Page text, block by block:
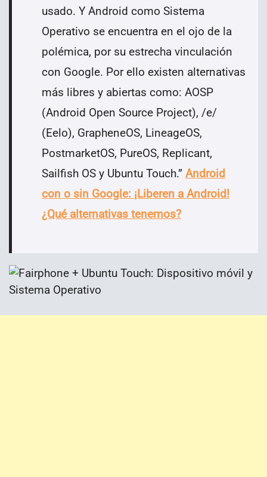
usado. Y Android como Sistema
Operativo se encuentra en el ojo de la
polémica, por su estrecha vinculación
con Google. Por ello existen alternativas
más libres y abiertas como: AOSP
(Android Open Source Project), /e/
(Eelo), GrapheneOS, LineageOS,
PostmarketOS, PureOS, Replicant,
Sailfish OS y Ubuntu Touch.” Android
con o sin Google: ¡Liberen a Android!
¿Qué alternativas tenemos?